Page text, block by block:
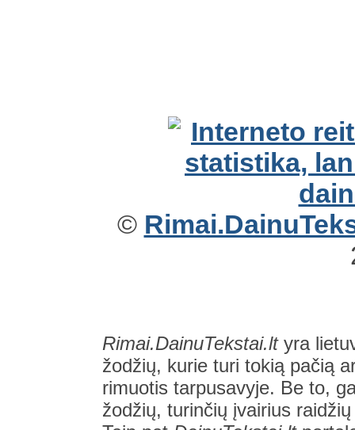
©
Rimai.DainuTekstai.ltyra
žodžių, kurie turi tokią pačią
rimuotis tarpusavyje. Be to,
žodžių, turinčių įvairius